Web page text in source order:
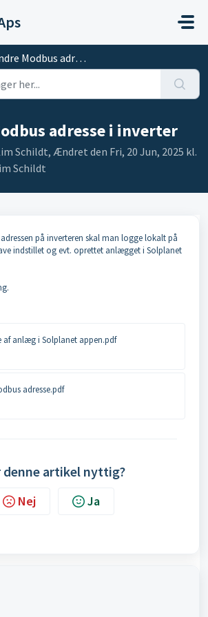
Modbus adresse i inverter
adresse i inverter
Schildt, Ændret den Fri, 20 Jun, 2025 kl.
Schildt
på inverteren skal man logge lokalt på
indstillet og evt. oprettet anlægget i Solplanet
af anlæg i Solplanet appen.pdf
adresse.pdf
denne artikel nyttig?
Nej Ja